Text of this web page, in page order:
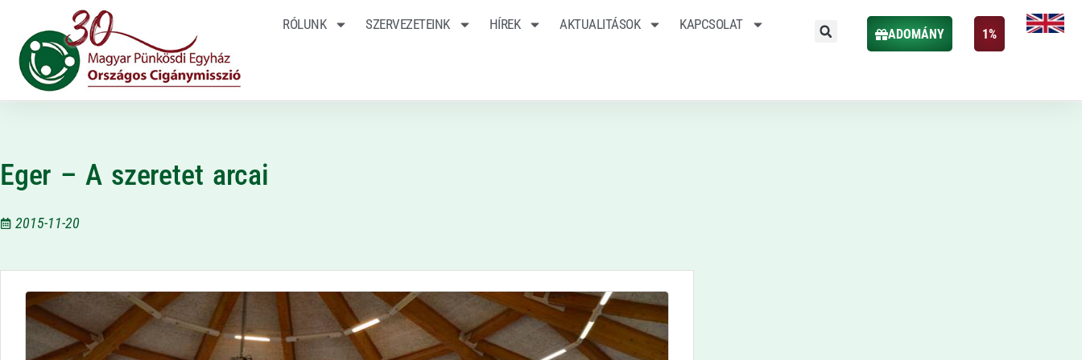
RÓLUNK SZERVEZETEINK HÍREK AKTUALITÁSOK KAPCSOLAT
ADOMÁNY 1%
Eger – A szeretet arcai
2015-11-20